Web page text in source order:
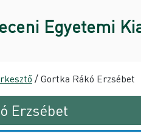
Egyetemi
/ Gortka Rákó Erzsébet
Erzsébet